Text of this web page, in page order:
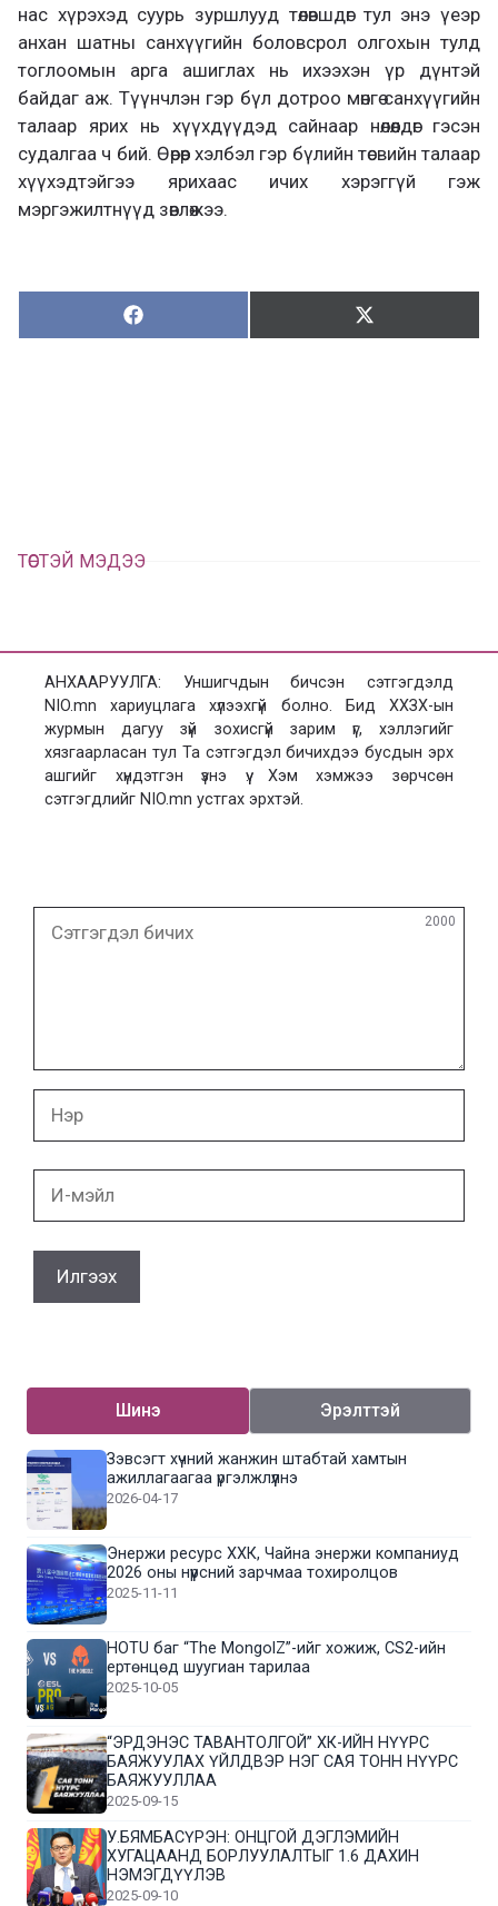
нас хүрэхэд суурь зуршлууд төлөвшдөг тул энэ үеэр
анхан шатны санхүүгийн боловсрол олгохын тулд
тоглоомын арга ашиглах нь ихээхэн үр дүнтэй
байдаг аж. Түүнчлэн гэр бүл дотроо мөнгө санхүүгийн
талаар ярих нь хүүхдүүдэд сайнаар нөлөөлдөг гэсэн
судалгаа ч бий. Өөрөөр хэлбэл гэр бүлийн төсвийн талаар
хүүхэдтэйгээ ярихаас ичих хэрэггүй гэж
мэргэжилтнүүд зөвлөжээ.
Хуваалцах:
Х
у
Түгээх:
Т
ү
ТӨСТЭЙ МЭДЭЭ
АНХААРУУЛГА: Уншигчдын бичсэн сэтгэгдэлд
NIO.mn хариуцлага хүлээхгүй болно. Бид ХХЗХ-ын
журмын дагуу зүй зохисгүй зарим үг, хэллэгийг
хязгаарласан тул Та сэтгэгдэл бичихдээ бусдын эрх
ашгийг хүндэтгэн үзнэ үү. Хэм хэмжээ зөрчсөн
сэтгэгдлийг NIO.mn устгах эрхтэй.
бичих
2000
Шинэ Эрэлттэй
Зэвсэгт хүчний жанжин штабтай хамтын
ажиллагаагаа үргэлжлүүлнэ
2026-04-17
Энержи ресурс ХХК, Чайна энержи компаниуд
2026 оны нүүрсний зарчмаа тохиролцов
2025-11-11
HOTU баг “The MongolZ”-ийг хожиж, CS2-ийн
ертөнцөд шуугиан тарилаа
2025-10-05
“ЭРДЭНЭС ТАВАНТОЛГОЙ” ХК-ИЙН НҮҮРС
БАЯЖУУЛАХ ҮЙЛДВЭР НЭГ САЯ ТОНН НҮҮРС
БАЯЖУУЛЛАА
2025-09-15
У.БЯМБАСҮРЭН: ОНЦГОЙ ДЭГЛЭМИЙН
ХУГАЦААНД БОРЛУУЛАЛТЫГ 1.6 ДАХИН
НЭМЭГДҮҮЛЭВ
2025-09-10